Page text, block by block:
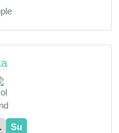
Su